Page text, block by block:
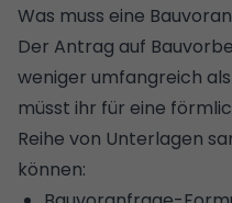
Was muss eine
Der Antrag auf
weniger umfangreich
müsst ihr für eine
Reihe von Unterlagen
können: